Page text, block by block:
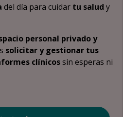
del día para cuidar tu salud y
personal privado y
solicitar y gestionar tus
clínicossin esperas ni